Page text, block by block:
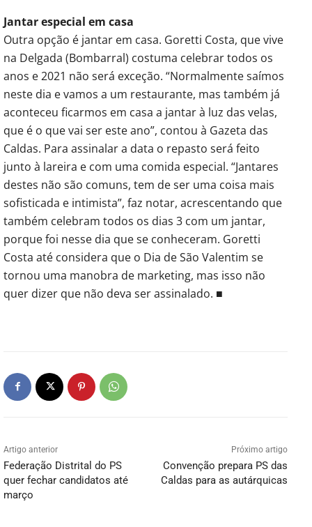
Jantar especial em casa
Outra opção é jantar em casa. Goretti Costa, que vive
na Delgada (Bombarral) costuma celebrar todos os
anos e 2021 não será exceção. “Normalmente saímos
neste dia e vamos a um restaurante, mas também já
aconteceu ficarmos em casa a jantar à luz das velas,
que é o que vai ser este ano”, contou à Gazeta das
Caldas. Para assinalar a data o repasto será feito
junto à lareira e com uma comida especial. “Jantares
destes não são comuns, tem de ser uma coisa mais
sofisticada e intimista”, faz notar, acrescentando que
também celebram todos os dias 3 com um jantar,
porque foi nesse dia que se conheceram. Goretti
Costa até considera que o Dia de São Valentim se
tornou uma manobra de marketing, mas isso não
quer dizer que não deva ser assinalado. ■
Artigo anterior
Federação Distrital do PS
quer fechar candidatos até
março
Próximo artigo
Convenção prepara PS das
Caldas para as autárquicas